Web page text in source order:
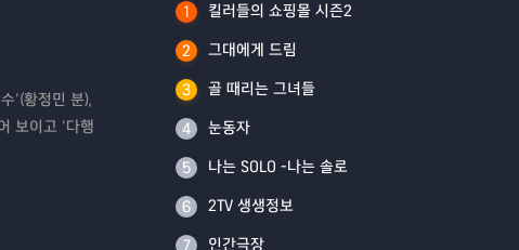
’(황정민 분),
보이고 ‘다행
1 킬러들의 쇼핑몰 시즌2
2 그대에게 드림
3 골 때리는 그녀들
4 눈동자
5 나는 SOLO -나는 솔로
6 2TV 생생정보
7 인간극장